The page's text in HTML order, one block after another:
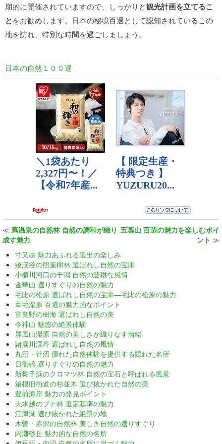
期的に開催されていますので、しっかりと観光計画を立てるこ
とをお勧めします。日本の秘境百選として認知されているこの
地を訪れ、特別な時間を過ごしましょう。
日本の自然１００選
≪ 蔦温泉の自然林 自然の調和が織り
成す魅力
五葉山 百選の魅力を楽しむポイ
ント ≫
寸又峡 魅力あふれる選出の楽しみ
綾渓谷の照葉樹林 選ばれし自然の宝庫
小櫃川河口の干潟 自然の豊穣な風情
金華山 選りすぐりの自然の魅力
毛比の松原 選ばれし自然の宝庫—毛比の松原の魅力
葦毛湿原 百選の魅力的なポイント
富良野の樹海 選ばれし自然の美
今神山 魅惑の絶景体験
屏風山湿原 自然の美しさが織りなす情緒
諸鹿川渓谷 選ばれし自然の風情
丸沼・菅沼 優れた自然体験を提供する隠れた名所
日御碕 選りすぐりの自然の魅力
新舞子浜のクロマツ林 自然の宝石と呼ばれる風景
箱根旧街道の杉並木 選び抜かれた自然の美
豊前海岸 魅力の発見ポイント
天水越のブナ林 選定基準の魅力
江津湖 選び抜かれた絶景の地
木曽・赤沢の自然林 美しき自然の選りすぐり
内灘砂丘 魅力的な自然の名所